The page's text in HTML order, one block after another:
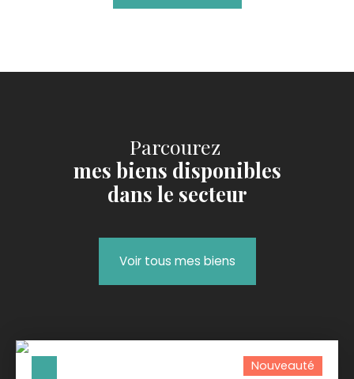
Parcourez
mes biens disponibles
dans le secteur
Voir tous mes biens
Nouveauté